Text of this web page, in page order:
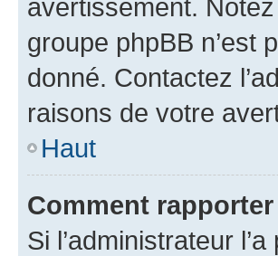
avertissement.
groupe phpBB n’est
donné. Contactez
raisons de votre
Haut
Comment
Si l’administrateur